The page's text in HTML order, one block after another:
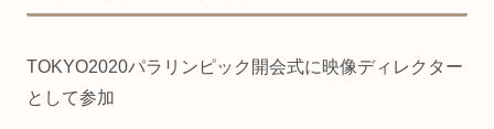
TOKYO2020パラリンピック開会式に映像ディレクター
として参加